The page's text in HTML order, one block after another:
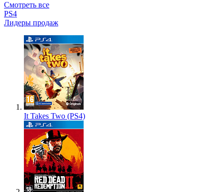
Смотреть все
PS4
Лидеры продаж
It Takes Two (PS4)